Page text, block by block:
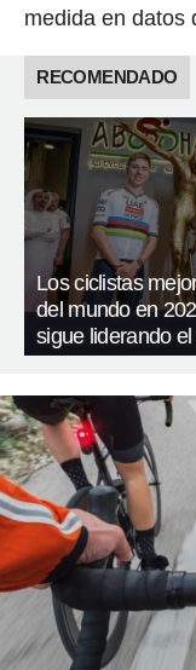
medida en datos
RECOMENDADO
Los ciclistas
del mundo en
sigue liderando